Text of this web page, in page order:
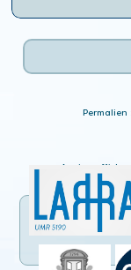
Permalien :
Ancien